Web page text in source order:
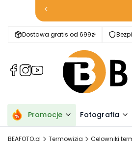
Dostawa gratis od 699zł
(Otwiera
karcie)
(Otwiera
karcie)
(Otwiera
karcie)
Promocje Fotografia
BEAFOTO.pl Termowizja Celowniki